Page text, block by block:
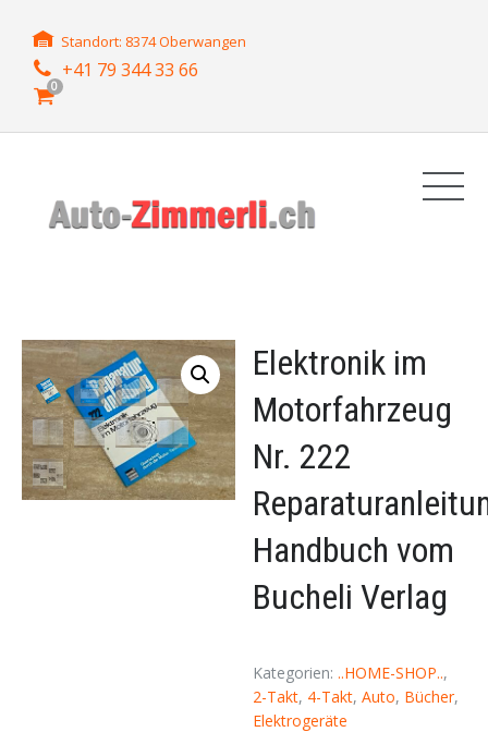
Standort: 8374 Oberwangen
+41 79 344 33 66
0
Elektronik im
Motorfahrzeug
Nr. 222
Handbuch vom
Bucheli Verlag
Kategorien:..HOME-SHOP..,
2-Takt, 4-Takt,Auto, Bücher,
Elektrogeräte